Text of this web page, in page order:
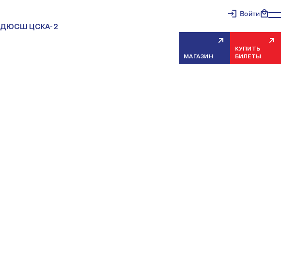
ДЮСШ ЦСКА-2
Войти
МАГАЗИН
КУПИТЬ
БИЛЕТЫ